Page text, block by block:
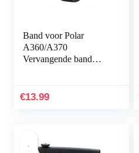
Band voor Polar
A360/A370
Vervangende band
Vervangende band
€13.99